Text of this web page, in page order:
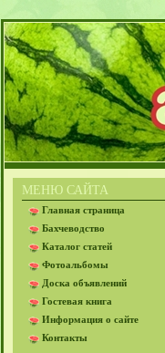
МЕНЮ САЙТА
Главная страница
Бахчеводство
Каталог статей
Фотоальбомы
Доска объявлений
Гостевая книга
Информация о сайте
Контакты